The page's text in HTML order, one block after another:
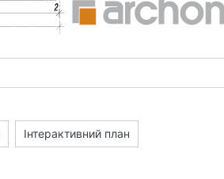
Інтерактивний план